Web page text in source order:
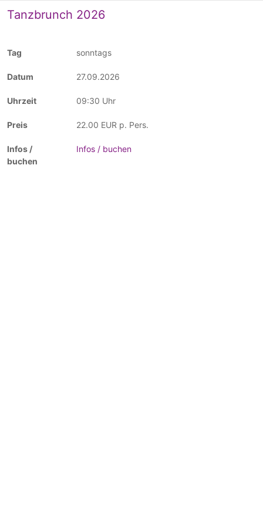
Tanzbrunch 2026
sonntags
27.09.2026
09:30 Uhr
22.00 EUR p. Pers.
Infos / buchen